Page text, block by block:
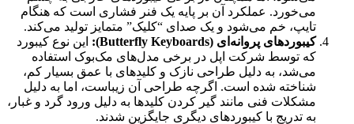
می‌خورد. عملکرد آن بر پایه یک فنر فشاری است که هنگام
تایپ، خم می‌شود و یک صدای “کلیک” متمایز تولید می‌کند.
کیبوردهای پروانه‌ای (Butterfly Keyboards):
این نوع کیبورد
که توسط شرکت اپل در برخی مدل‌های مک‌بوک استفاده
می‌شد، به دلیل طراحی نازک و کلیدهای با عمق بسیار کم،
شناخته شده است. اگرچه طراحی آن زیباست، اما به دلیل
مشکلات فنی مانند گیر کردن کلیدها به دلیل ورود گرد و غبار،
به تدریج با کیبوردهای دیگری جایگزین شدند.